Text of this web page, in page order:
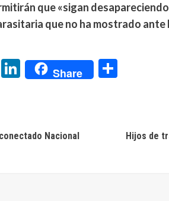
que «sigan
que no ha mostrado ante
Threads
LinkedIn
Share
Nacional
Hijos de